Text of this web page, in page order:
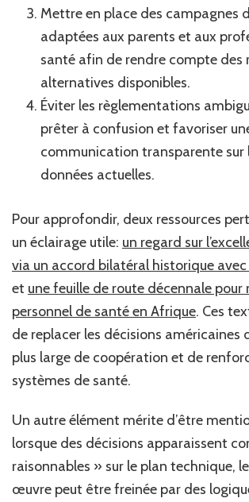
Mettre en place des campagnes
adaptées aux parents et aux
santé afin de rendre compte des
alternatives disponibles.
Éviter les règlementations
prêter à confusion et favoriser
communication transparente sur
données actuelles.
Pour approfondir, deux ressources
un éclairage utile: un regard sur
via un accord bilatéral historique avec
et une feuille de route décennale pour
personnel de santé en Afrique. Ces
de replacer les décisions américaines
plus large de coopération et de
systèmes de santé.
Un autre élément mérite d’être
lorsque des décisions apparaissent
raisonnables » sur le plan technique,
œuvre peut être freinée par des